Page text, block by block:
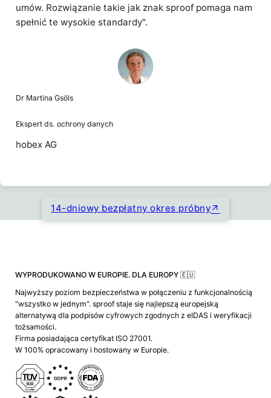
umów. Rozwiązanie takie jak znak sproof pomaga nam
spełnić te wysokie standardy".
Dr Martina Gsöls
Ekspert ds. ochrony danych
hobex AG
14-dniowy bezpłatny okres próbny
WYPRODUKOWANO W EUROPIE. DLA EUROPY 🇪🇺
Najwyższy poziom bezpieczeństwa w połączeniu z funkcjonalnością
"wszystko w jednym". sproof staje się najlepszą europejską
alternatywą dla podpisów cyfrowych zgodnych z eIDAS i weryfikacji
tożsamości.
Firma posiadająca certyfikat ISO 27001.
W 100% opracowany i hostowany w Europie.